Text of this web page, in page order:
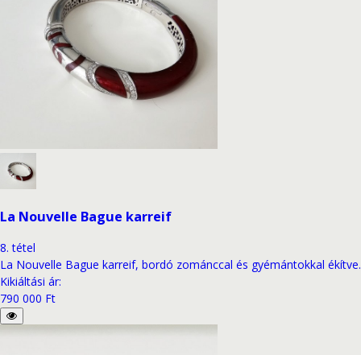
La Nouvelle Bague karreif
8. tétel
La Nouvelle Bague karreif, bordó zománccal és gyémántokkal ékítve.
Kikiáltási ár:
790 000 Ft